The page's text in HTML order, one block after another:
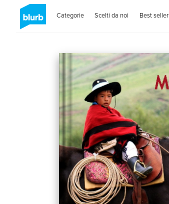
Categorie Scelti da noi Best seller